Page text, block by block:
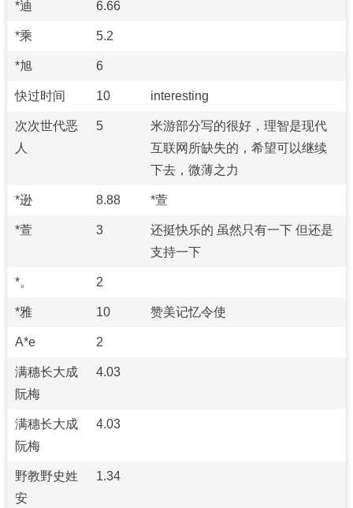
*迪 6.66
*乘 5.2
*旭 6
快过时间 10 interesting
次次世代恶
人
5
米游部分写的很好，理智是现代
互联网所缺失的，希望可以继续
下去，微薄之力
*逊 8.88 *萱
*萱 3
​还挺快乐的 虽然只有一下 但还是
支持一下
*。 2
*雅 10 赞美记忆令使
A*e 2
满穗长大成
阮梅
4.03
满穗长大成
阮梅
4.03
野教野史姓
安
1.34